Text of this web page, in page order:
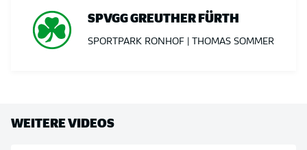
SPVGG GREUTHER FÜRTH
SPORTPARK RONHOF | THOMAS SOMMER
WEITERE VIDEOS